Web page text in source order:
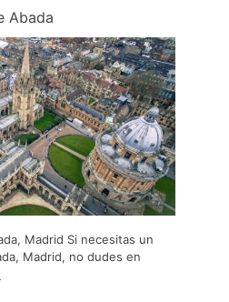
Abada
Madrid Si necesitas un
Madrid, no dudes en